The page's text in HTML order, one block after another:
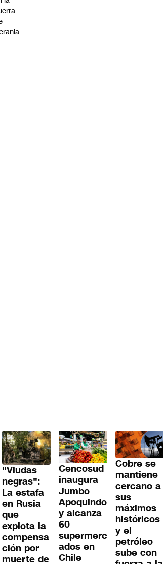
"Viudas
negras":
La estafa
en Rusia
que
explota la
compensa
ción por
muerte de
Cencosud
inaugura
Jumbo
Apoquindo
y alcanza
60
supermerc
ados en
Chile
Cobre se
mantiene
cercano a
sus
máximos
históricos
y el
petróleo
sube con